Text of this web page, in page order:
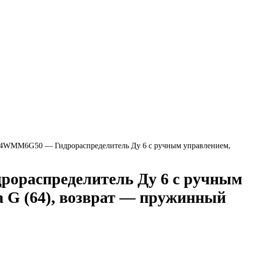
— Гидрораспределитель Ду 6 с ручным управлением,
Ду 6 с ручным
G (64), возврат — пружинный